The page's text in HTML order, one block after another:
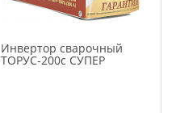
Инвертор сварочный
ТОРУС-200с СУПЕР